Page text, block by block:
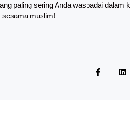
paling sering Anda waspadai dalam
sesama muslim!